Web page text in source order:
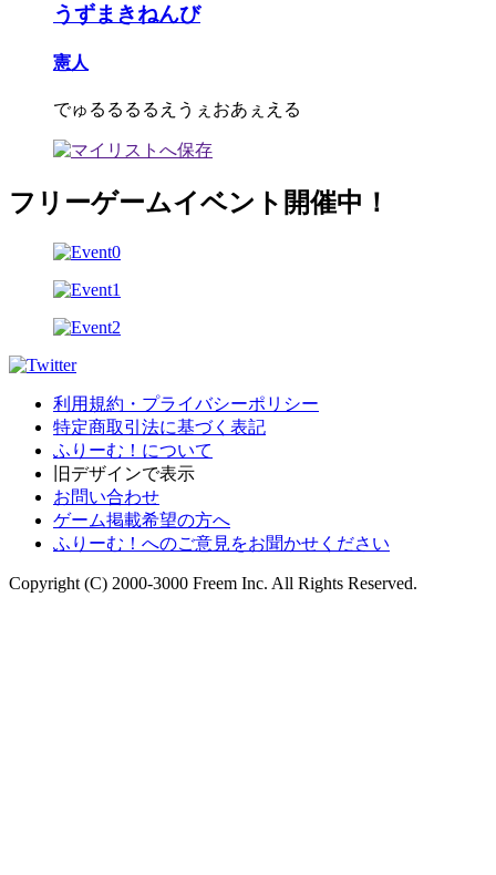
うずまきねんび
憲人
でゅるるるるえうぇおあぇえる
フリーゲームイベント開催中！
利用規約・プライバシーポリシー
特定商取引法に基づく表記
ふりーむ！について
旧デザインで表示
お問い合わせ
ゲーム掲載希望の方へ
ふりーむ！へのご意見をお聞かせください
Copyright (C) 2000-3000 Freem Inc. All Rights Reserved.